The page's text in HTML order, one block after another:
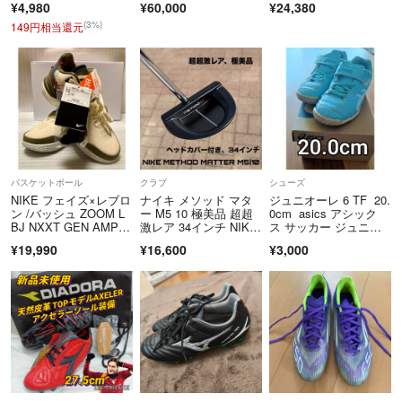
¥4,980
149円相当還元(3%)
¥60,000 オン ホーム ユニフォ
¥24,380
バスケットボール
NIKE フェイズ×レブロ
ン /バッシュ ZOOM L
BJ NXXT GEN AMP
グ付未使用品】
¥19,990
クラブ
ナイキ メソッド マタ
ー M5 10 極美品 超超
激レア 34インチ NIK
R M5|10
¥16,600
シューズ
ジュニオーレ 6 TF 20.
0cm asics アシック
ス サッカー ジュニア
¥3,000